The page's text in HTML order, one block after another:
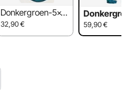
Donkergroen-5x2,
8 m
32,90€
2,8 m
59,90 €